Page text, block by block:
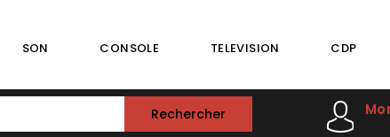
SON CONSOLE TELEVISION CDP
Rechercher